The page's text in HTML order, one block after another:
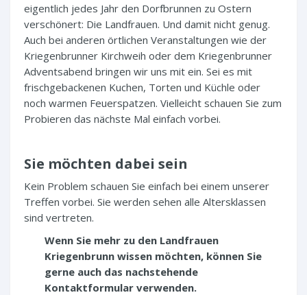
eigentlich jedes Jahr den Dorfbrunnen zu Ostern
verschönert: Die Landfrauen. Und damit nicht genug.
Auch bei anderen örtlichen Veranstaltungen wie der
Kriegenbrunner Kirchweih oder dem Kriegenbrunner
Adventsabend bringen wir uns mit ein. Sei es mit
frischgebackenen Kuchen, Torten und Küchle oder
noch warmen Feuerspatzen. Vielleicht schauen Sie zum
Probieren das nächste Mal einfach vorbei.
Sie möchten dabei sein
Kein Problem schauen Sie einfach bei einem unserer
Treffen vorbei. Sie werden sehen alle Altersklassen
sind vertreten.
Wenn Sie mehr zu den Landfrauen
Kriegenbrunn wissen möchten, können Sie
gerne auch das nachstehende
Kontaktformular verwenden.